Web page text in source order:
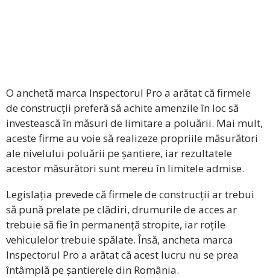
O anchetă marca Inspectorul Pro a arătat că firmele
de construcții preferă să achite amenzile în loc să
investească în măsuri de limitare a poluării. Mai mult,
aceste firme au voie să realizeze propriile măsurători
ale nivelului poluării pe șantiere, iar rezultatele
acestor măsurători sunt mereu în limitele admise.
Legislația prevede că firmele de construcții ar trebui
să pună prelate pe clădiri, drumurile de acces ar
trebuie să fie în permanență stropite, iar roțile
vehiculelor trebuie spălate. Însă, ancheta marca
Inspectorul Pro a arătat că acest lucru nu se prea
întâmplă pe șantierele din România.